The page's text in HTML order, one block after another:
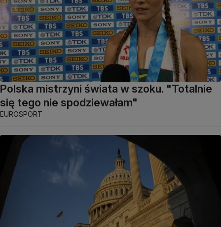
Polska mistrzyni świata w szoku. "Totalnie
się tego nie spodziewałam"
EUROSPORT